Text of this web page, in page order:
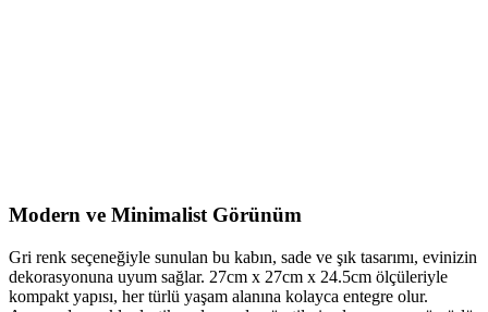
Modern ve Minimalist Görünüm
Gri renk seçeneğiyle sunulan bu kabın, sade ve şık tasarımı, evinizin
dekorasyonuna uyum sağlar. 27cm x 27cm x 24.5cm ölçüleriyle
kompakt yapısı, her türlü yaşam alanına kolayca entegre olur.